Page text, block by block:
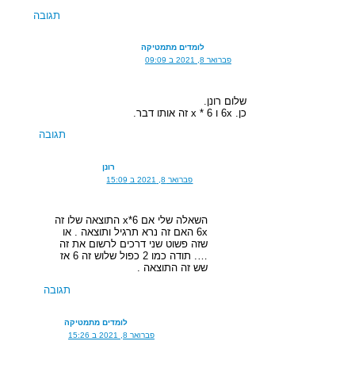
תגובה
לומדים מתמטיקה
פברואר 8, 2021 ב 09:09
שלום רונן.
כן. 6x ו x * 6 זה אותו דבר.
תגובה
רונן
פברואר 8, 2021 ב 15:09
השאלה שלי אם 6*x התוצאה שלו זה
6x האם זה נרא תרגיל ותוצאה . או
שזה פשוט שני דרכים לרשום את זה
…. תודה כמו 2 כפול שלוש זה 6 אז
שש זה התוצאה .
תגובה
לומדים מתמטיקה
פברואר 8, 2021 ב 15:26